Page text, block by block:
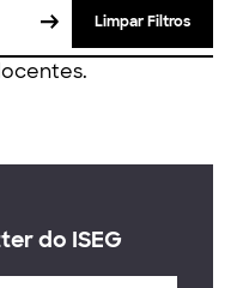
Limpar Filtros
do ISEG